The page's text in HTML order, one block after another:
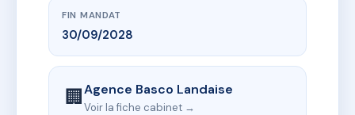
FIN MANDAT
30/09/2028
🏢Agence Basco Landaise
Voir la fiche cabinet →